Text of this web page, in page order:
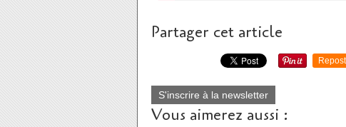
Partager cet article
Repost
S'inscrire à la newsletter
Vous aimerez aussi :